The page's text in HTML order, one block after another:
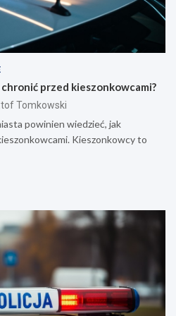
chronić przed kieszonkowcami?
Tomkowski
powinien wiedzieć, jak
Kieszonkowcy to